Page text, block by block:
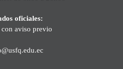
oficiales:
con aviso previo